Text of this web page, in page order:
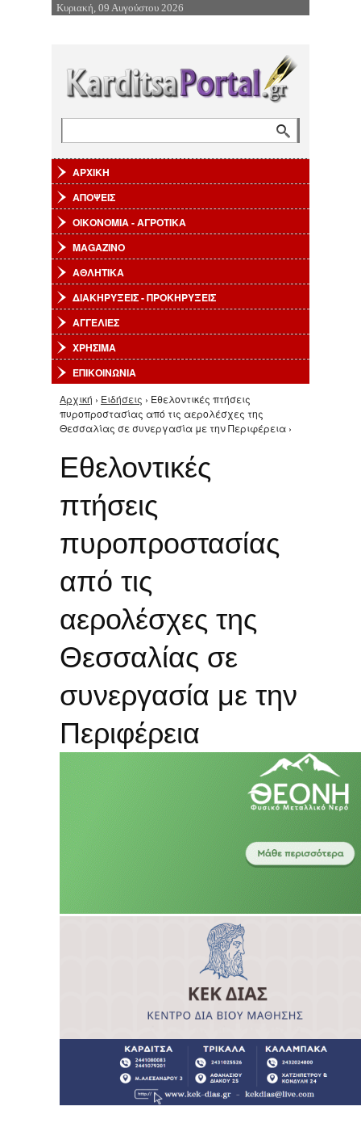
Επιστροφή στην Πλοήγηση
Κυριακή, 09 Αυγούστου 2026
ΑΡΧΙΚΗ
ΑΠΟΨΕΙΣ
ΟΙΚΟΝΟΜΙΑ - ΑΓΡΟΤΙΚΑ
MAGAZINO
ΑΘΛΗΤΙΚΑ
ΔΙΑΚΗΡΥΞΕΙΣ - ΠΡΟΚΗΡΥΞΕΙΣ
ΑΓΓΕΛΙΕΣ
ΧΡΗΣΙΜΑ
ΕΠΙΚΟΙΝΩΝΙΑ
Είστε εδώ
Αρχική › Ειδήσεις › Εθελοντικές πτήσεις
πυροπροστασίας από τις αερολέσχες της
Θεσσαλίας σε συνεργασία με την Περιφέρεια ›
Εθελοντικές
πτήσεις
πυροπροστασίας
από τις
αερολέσχες της
Θεσσαλίας σε
συνεργασία με την
Περιφέρεια